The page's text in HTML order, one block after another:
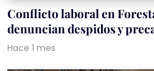
Conflicto laboral en
denuncian despidos y
Hace 1 mes